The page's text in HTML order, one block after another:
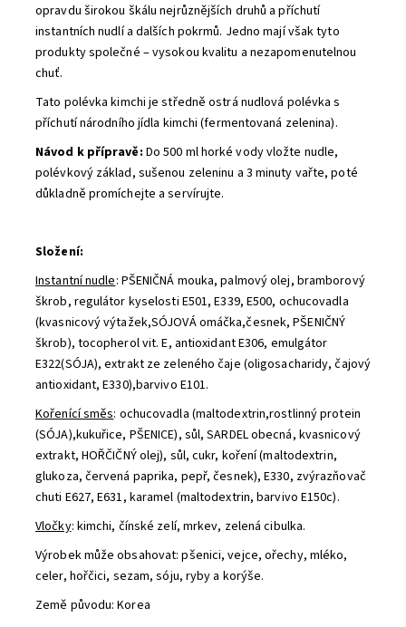
opravdu širokou škálu nejrůznějších druhů a příchutí
instantních nudlí a dalších pokrmů. Jedno mají však tyto
produkty společné – vysokou kvalitu a nezapomenutelnou
chuť.
Tato polévka kimchi je středně ostrá nudlová polévka s
příchutí národního jídla kimchi (fermentovaná zelenina).
Návod k přípravě: Do 500 ml horké vody vložte nudle,
polévkový základ, sušenou zeleninu a 3 minuty vařte, poté
důkladně promíchejte a servírujte.
Složení:
Instantní nudle: PŠENIČNÁ mouka, palmový olej, bramborový
škrob, regulátor kyselosti E501, E339, E500, ochucovadla
(kvasnicový výtažek,SÓJOVÁ omáčka,česnek, PŠENIČNÝ
škrob), tocopherol vit. E, antioxidant E306, emulgátor
E322(SÓJA), extrakt ze zeleného čaje (oligosacharidy, čajový
antioxidant, E330),barvivo E101.
Kořenící směs: ochucovadla (maltodextrin,rostlinný protein
(SÓJA),kukuřice, PŠENICE), sůl, SARDEL obecná, kvasnicový
extrakt, HOŘČIČNÝ olej), sůl, cukr, koření (maltodextrin,
glukoza, červená paprika, pepř, česnek), E330, zvýrazňovač
chuti E627, E631, karamel (maltodextrin, barvivo E150c).
Vločky: kimchi, čínské zelí, mrkev, zelená cibulka.
Výrobek může obsahovat: pšenici, vejce, ořechy, mléko,
celer, hořčici, sezam, sóju, ryby a korýše.
Země původu: Korea